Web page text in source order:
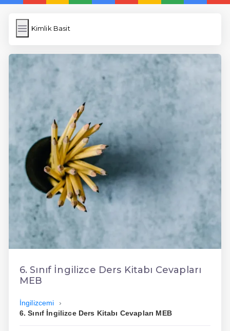
Kimlik Basit
Kimlik Basit
Link Kısaltma
Anasayfa
5 Günde İngilizce
İngilizce
Dil Eğitimi
En Hızlı İngilizce
En Kolay İngilizce
En Ucuz İngilizce
En Uygun İngilizce
6. Sınıf İngilizce Ders Kitabı Cevapları
MEB
İngilizcemi
6. Sınıf İngilizce Ders Kitabı Cevapları MEB